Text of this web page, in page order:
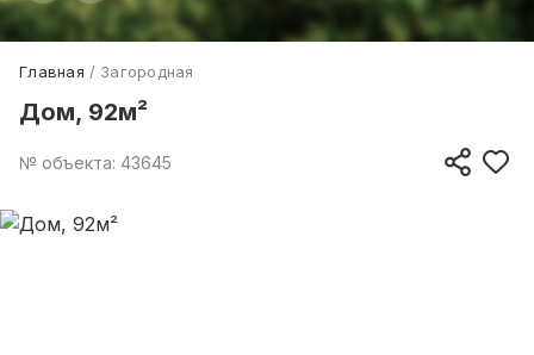
Главная Загородная
Дом, 92м²
№ объекта: 43645